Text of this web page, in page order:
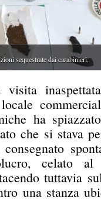
sequestrate dai carabinieri.
ha
che si stava
celato al
tuttavia
una stanza